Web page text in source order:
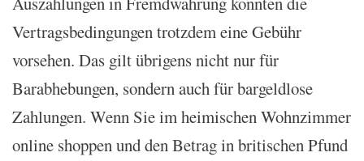
Vertragsbedingungen trotzdem eine Gebühr
vorsehen. Das gilt übrigens nicht nur für
Barabhebungen, sondern auch für bargeldlose
Zahlungen. Wenn Sie im heimischen Wohnzimmer
online shoppen und den Betrag in britischen Pfund